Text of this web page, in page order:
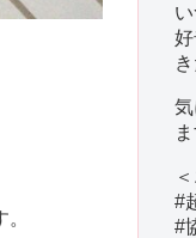
#
#